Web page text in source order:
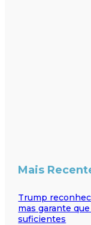
Mais
Trump
mas garante
suficientes